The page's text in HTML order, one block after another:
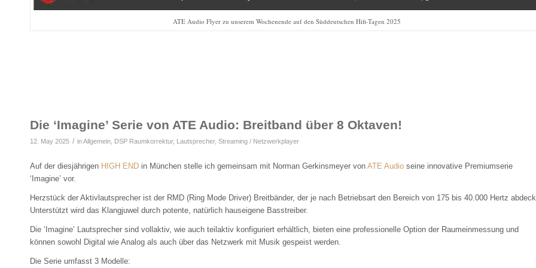
ATE Audio Flyer zu unserem Wochenende auf den Süddeutschen Hifi-Tagen 2025
Die ‘Imagine’ Serie von ATE Audio: Breitband über 8 Oktaven!
12. May 2025 / inAllgemein, DSP Raumkorrektur, Lautsprecher, Streaming / Netzwerkplayer
Auf der diesjährigen HIGH END in München stelle ich gemeinsam mit Norman Gerkinsmeyer von ATE Audio seine innovative Premiumserie
‘Imagine’ vor.
Herzstück der Aktivlautsprecher ist der RMD (Ring Mode Driver) Breitbänder, der je nach Betriebsart den Bereich von 175 bis 40.000 Hertz
Unterstützt wird das Klangjuwel durch potente, natürlich hauseigene Basstreiber.
Die ‘Imagine’ Lautsprecher sind vollaktiv, wie auch teilaktiv konfiguriert erhältlich, bieten eine professionelle Option der Raumeinmessung und
können sowohl Digital wie Analog als auch über das Netzwerk mit Musik gespeist werden.
Die Serie umfasst 3 Modelle: